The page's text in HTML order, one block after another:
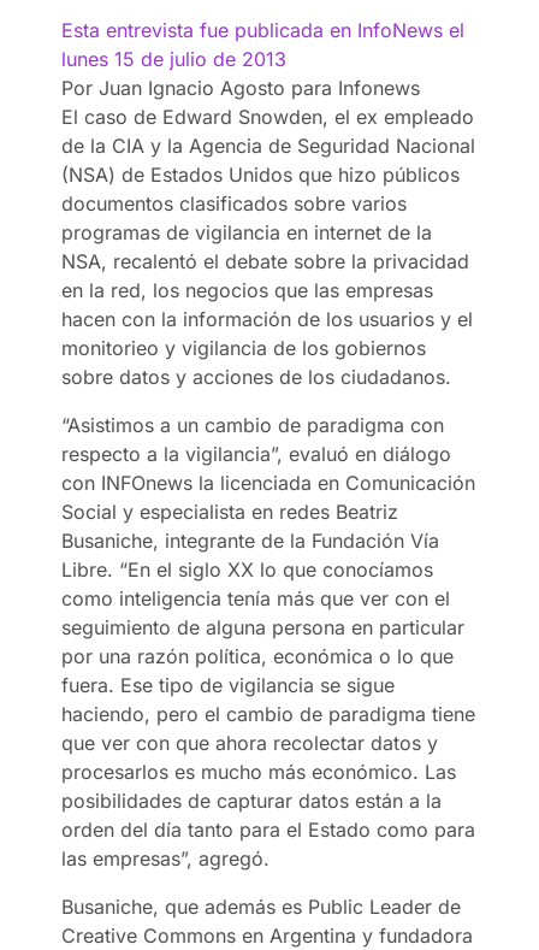
Esta entrevista fue publicada en InfoNews el
lunes 15 de julio de 2013
Por Juan Ignacio Agosto para Infonews
El caso de Edward Snowden, el ex empleado
de la CIA y la Agencia de Seguridad Nacional
(NSA) de Estados Unidos que hizo públicos
documentos clasificados sobre varios
programas de vigilancia en internet de la
NSA, recalentó el debate sobre la privacidad
en la red, los negocios que las empresas
hacen con la información de los usuarios y el
monitorieo y vigilancia de los gobiernos
sobre datos y acciones de los ciudadanos.
“Asistimos a un cambio de paradigma con
respecto a la vigilancia”, evaluó en diálogo
con INFOnews la licenciada en Comunicación
Social y especialista en redes Beatriz
Busaniche, integrante de la Fundación Vía
Libre. “En el siglo XX lo que conocíamos
como inteligencia tenía más que ver con el
seguimiento de alguna persona en particular
por una razón política, económica o lo que
fuera. Ese tipo de vigilancia se sigue
haciendo, pero el cambio de paradigma tiene
que ver con que ahora recolectar datos y
procesarlos es mucho más económico. Las
posibilidades de capturar datos están a la
orden del día tanto para el Estado como para
las empresas”, agregó.
Busaniche, que además es Public Leader de
Creative Commons en Argentina y fundadora